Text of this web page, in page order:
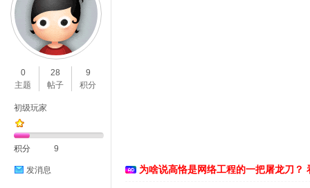
0
主题
28
帖子
9
积分
初级玩家
积分 9
发消息 为啥说高恪是网络工程的一把屠龙刀？